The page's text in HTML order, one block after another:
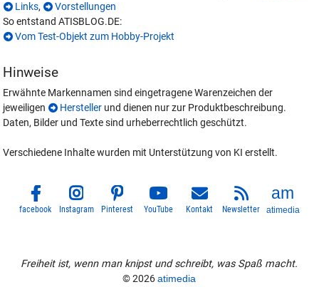
Links,
Vorstellungen
So entstand ATISBLOG.DE:
Vom Test-Objekt zum Hobby-Projekt
Hinweise
Erwähnte Markennamen sind eingetragene Warenzeichen der
jeweiligen
Hersteller und dienen nur zur Produktbeschreibung.
Daten, Bilder und Texte sind urheberrechtlich geschützt.
Verschiedene Inhalte wurden mit Unterstützung von KI erstellt.
facebook Instagram Pinterest YouTube Kontakt Newsletter atimedia
Freiheit ist, wenn man knipst und schreibt, was Spaß macht.
© 2026atimedia